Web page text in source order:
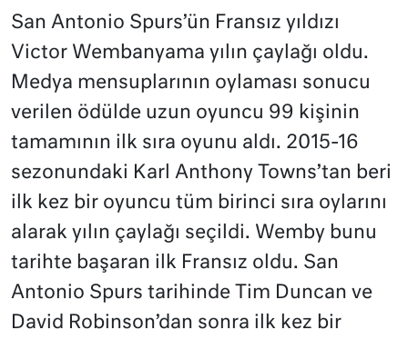
San Antonio Spurs’ün Fransız yıldızı
Victor Wembanyama yılın çaylağı oldu.
Medya mensuplarının oylaması sonucu
verilen ödülde uzun oyuncu 99 kişinin
tamamının ilk sıra oyunu aldı. 2015-16
sezonundaki Karl Anthony Towns’tan beri
ilk kez bir oyuncu tüm birinci sıra oylarını
alarak yılın çaylağı seçildi. Wemby bunu
tarihte başaran ilk Fransız oldu. San
Antonio Spurs tarihinde Tim Duncan ve
David Robinson’dan sonra ilk kez bir